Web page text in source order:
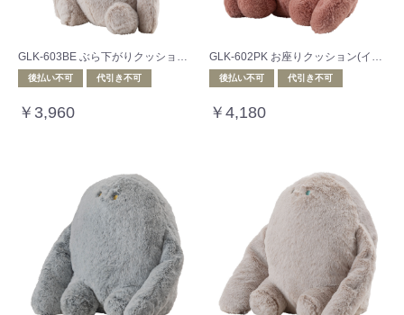
後払い不可 代引き不可
￥3,960
後払い不可 代引き不可
￥4,180